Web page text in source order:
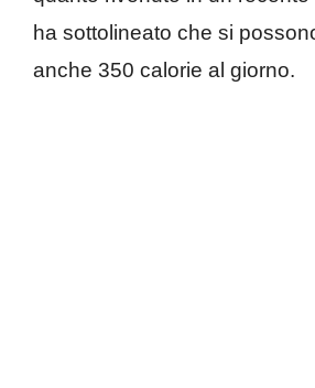
ha sottolineato che si
anche 350 calorie al giorno.